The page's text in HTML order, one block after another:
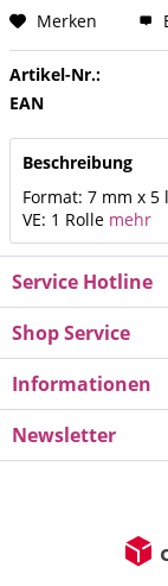
Merken
Artikel-Nr.:
EAN
Beschreibung
Format: 7 mm x
VE: 1 Rolle mehr
Service Hotline
Shop Service
Informationen
Newsletter